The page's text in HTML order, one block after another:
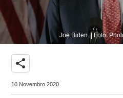
Joe Biden. | Foto:
share
10 Novembro 2020